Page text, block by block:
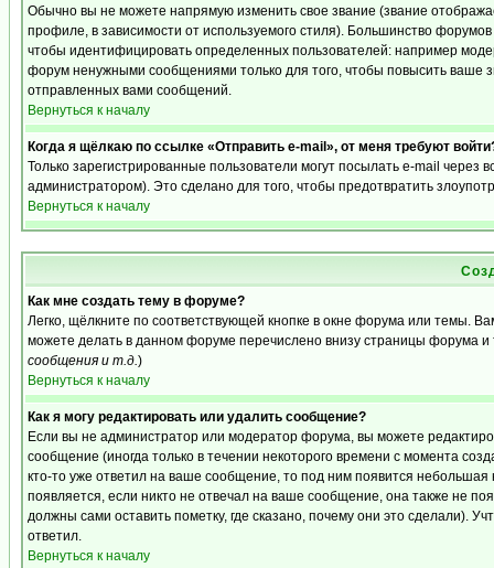
Обычно вы не можете напрямую изменить свое звание (звание
профиле, в зависимости от используемого стиля). Большинство
чтобы идентифицировать определенных пользователей: например
форум ненужными сообщениями только для того, чтобы повысить ваше
отправленных вами сообщений.
Вернуться к началу
Когда я щёлкаю по ссылке «Отправить e-mail», от меня требуют
Только зарегистрированные пользователи могут посылать e-mail
администратором). Это сделано для того, чтобы предотвратить
Вернуться к началу
Как мне создать тему в форуме?
Легко, щёлкните по соответствующей кнопке в окне форума или темы.
можете делать в данном форуме перечислено внизу страницы форума и
сообщения и т.д.)
Вернуться к началу
Как я могу редактировать или удалить сообщение?
Если вы не администратор или модератор форума, вы можете
сообщение (иногда только в течении некоторого времени с момента
кто-то уже ответил на ваше сообщение, то под ним появится
появляется, если никто не отвечал на ваше сообщение, она также не
должны сами оставить пометку, где сказано, почему они это сделали).
ответил.
Вернуться к началу